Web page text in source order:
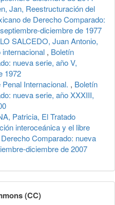
Jan, Reestructuración del
de Derecho Comparado:
diciembre de 1977
SALCEDO, Juan Antonio,
, Boletín
nueva serie, año V,
1972
Penal Internacional. , Boletín
nueva serie, año XXXIII,
Patricia, El Tratado
interoceánica y el libre
Comparado: nueva
diciembre de 2007
(CC)